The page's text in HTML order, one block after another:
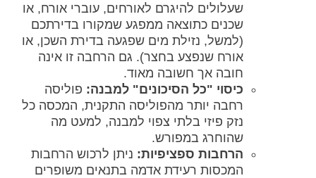
שעלולים להיגרם לאורחים, עוברי אורח, או
שכנים כתוצאה ממפגע שמקורו בדירתכם
(למשל, נזילת מים שפגעה בדירת השכן, או
אורח שנפצע בחצר). גם הרחבה זו אינה
חובה אך חשובה מאוד.
כיסוי "כל הסיכונים" למבנה: פוליסה
רחבה יותר מהפוליסה התקנית, המכסה כל
נזק פיזי בלתי צפוי למבנה, למעט מה
שהוחרג במפורש.
הרחבות ספציפיות: ניתן לרכוש הרחבות
המכסות רעידת אדמה בתנאים משופרים